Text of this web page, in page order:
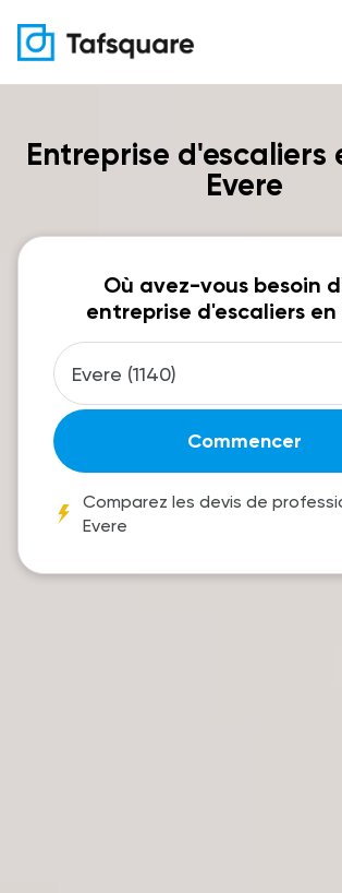
Entreprise d'escaliers
Evere
Où avez-vous besoin
entreprise d'escaliers en
Commencer
Comparez les devis de
Evere